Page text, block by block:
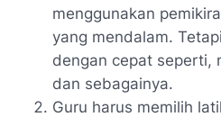
menggunakan
yang mendalam.
dengan cepat seperti,
dan sebagainya.
Guru harus memilih